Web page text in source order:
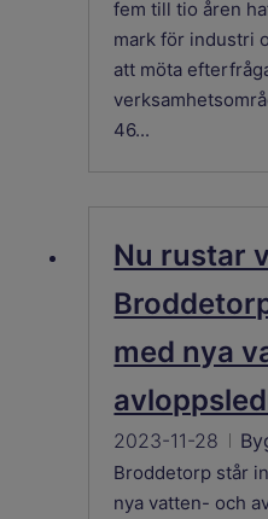
fem till tio åren
mark för industri
att möta
46...
Nu rustar
med nya
2023-11-28
Broddetorp står
nya vatten- och